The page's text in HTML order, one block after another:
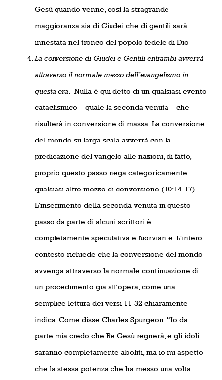
Gesù quando venne, così la stragrande
maggioranza sia di Giudei che di gentili sarà
innestata nel tronco del popolo fedele di Dio
La conversione di Giudei e Gentili entrambi avverrà
attraverso il normale mezzo dell’evangelismo in
questa era
Nulla è qui detto di un qualsiasi evento
cataclismico – quale la seconda venuta – che
risulterà in conversione di massa. La conversione
del mondo su larga scala avverrà con la
predicazione del vangelo alle nazioni, di fatto,
proprio questo passo nega categoricamente
qualsiasi altro mezzo di conversione (10:14-17).
L’inserimento della seconda venuta in questo
passo da parte di alcuni scrittori è
completamente speculativa e fuorviante. L’intero
contesto richiede che la conversione del mondo
avvenga attraverso la normale continuazione di
un procedimento già all’opera, come una
semplice lettura dei versi 11-32 chiaramente
indica. Come disse Charles Spurgeon: “Io da
parte mia credo che Re Gesù regnerà, e gli idoli
saranno completamente aboliti, ma io mi aspetto
che la stessa potenza che ha messo una volta